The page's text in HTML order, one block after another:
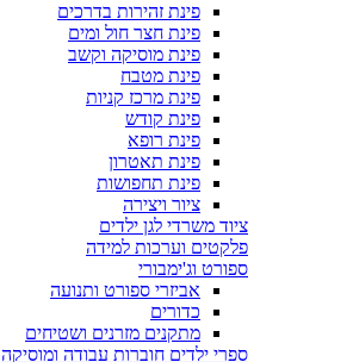
פינת זהירות בדרכים
פינת חצר חול ומים
פינת מוסיקה וקשב
פינת מטבח
פינת מרכז קניות
פינת קודש
פינת רופא
פינת תאטרון
פינת תחפושות
ציור ויצירה
ציוד משרדי לגן ילדים
פלקטים וערכות למידה
ספורט וג'ימבורי
אביזרי ספורט ותנועה
כדורים
מתקנים מזרנים ושטיחים
ספרי ילדים חוברות עבודה ומוסיקה